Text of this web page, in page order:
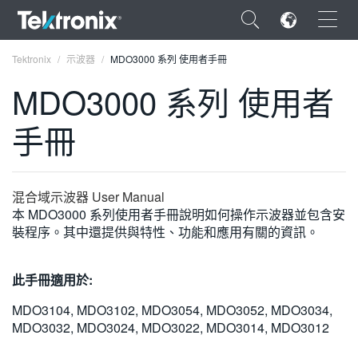
×
ENGLISH
DEUTSCH
简体中文
日本語
Tektronix 示波器 MDO3000 系列 使用者手冊
MDO3000 系列 使用者
手冊
混合域示波器 User Manual
本 MDO3000 系列使用者手冊說明如何操作示波器並包含安
裝程序。其中還提供與特性、功能和應用有關的資訊。
此手冊適用於:
MDO3104, MDO3102, MDO3054, MDO3052, MDO3034,
MDO3032, MDO3024, MDO3022, MDO3014, MDO3012